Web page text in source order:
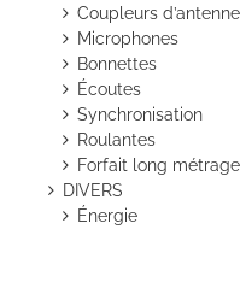
Coupleurs d’antenne
Microphones
Bonnettes
Écoutes
Synchronisation
Roulantes
Forfait long métrage
DIVERS
Énergie